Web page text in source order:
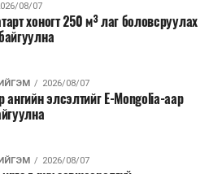
08/07
хоногт 250 м³ лаг боловсруулах
2026/08/07
ангийн элсэлтийг E-Mongolia-аар
2026/08/07